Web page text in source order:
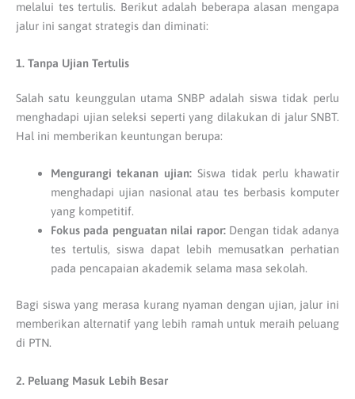
melalui tes tertulis. Berikut adalah beberapa alasan mengapa
jalur ini sangat strategis dan diminati:
1. Tanpa Ujian Tertulis
Salah satu keunggulan utama SNBP adalah siswa tidak perlu
menghadapi ujian seleksi seperti yang dilakukan di jalur SNBT.
Hal ini memberikan keuntungan berupa:
Mengurangi tekanan ujian: Siswa tidak perlu khawatir
menghadapi ujian nasional atau tes berbasis komputer
yang kompetitif.
Fokus pada penguatan nilai rapor:Dengan tidak adanya
tes tertulis, siswa dapat lebih memusatkan perhatian
pada pencapaian akademik selama masa sekolah.
Bagi siswa yang merasa kurang nyaman dengan ujian, jalur ini
memberikan alternatif yang lebih ramah untuk meraih peluang
di PTN.
2. Peluang Masuk Lebih Besar